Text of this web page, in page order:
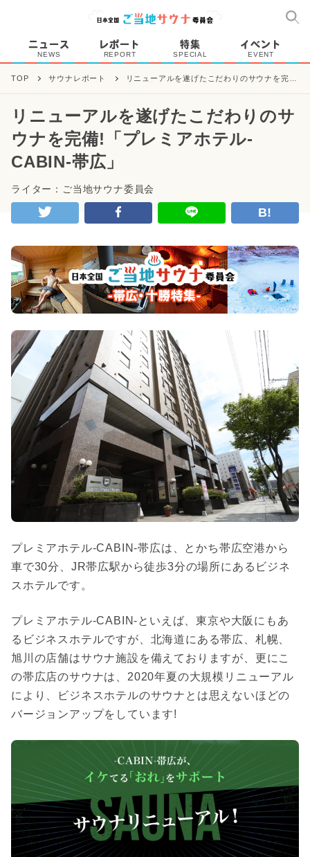
ニュース
NEWS
レポート
REPORT
特集
SPECIAL
イベント
EVENT
TOP サウナレポート
リニューアルを遂げたこだわりのサウナを完
リニューアルを遂げたこだわりのサ
ウナを完備!「プレミアホテル-
CABIN-帯広」
ライター：ご当地サウナ委員会
B!
プレミアホテル-CABIN-帯広は、とかち帯広空港から
車で30分、 JR帯広駅から徒歩3分の場所にあるビジネ
スホテルです。
プレミアホテル-CABIN-といえば、東京や大阪にもあ
るビジネスホテルですが、北海道にある帯広、札幌、
旭川の店舗はサウナ施設を備えておりますが、更にこ
の帯広店のサウナは、2020年夏の大規模リニューアル
により、ビジネスホテルのサウナとは思えないほどの
バージョンアップをしています!